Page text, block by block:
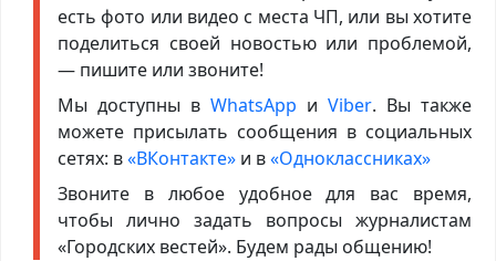
есть фото или видео с места ЧП, или вы хотите
поделиться своей новостью или проблемой,
— пишите или звоните!
Мы доступны в WhatsApp иViber. Вы также
можете присылать сообщения в социальных
сетях: в«ВКонтакте»и в«Одноклассниках»
Звоните в любое удобное для вас время,
чтобы лично задать вопросы журналистам
«Городских вестей». Будем рады общению!